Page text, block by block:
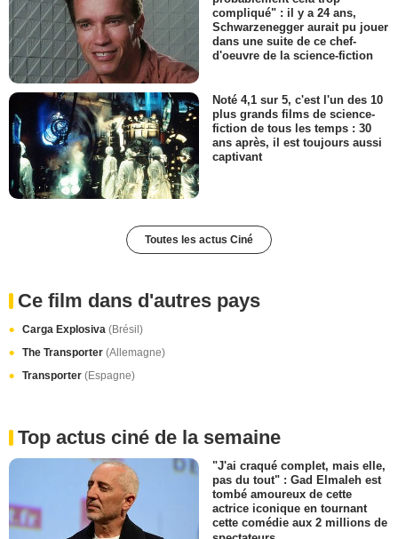
compliqué" : il y a 24 ans,
Schwarzenegger aurait pu jouer
dans une suite de ce chef-
d'oeuvre de la science-fiction
Noté 4,1 sur 5, c'est l'un des 10
plus grands films de science-
fiction de tous les temps : 30
ans après, il est toujours aussi
captivant
Toutes les actus Ciné
Ce film dans d'autres pays
Carga Explosiva (Brésil)
The Transporter (Allemagne)
Transporter (Espagne)
Top actus ciné de la semaine
"J'ai craqué complet, mais elle,
pas du tout" : Gad Elmaleh est
tombé amoureux de cette
actrice iconique en tournant
cette comédie aux 2 millions de